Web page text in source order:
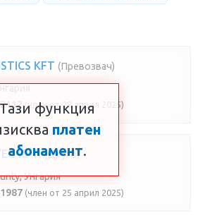
KFT (Превозвач)
(член от 28 април 2025)
KFT. (Друго)
Унгария
(член от 25 април 2025)
Тази функция
платен
абонамент.